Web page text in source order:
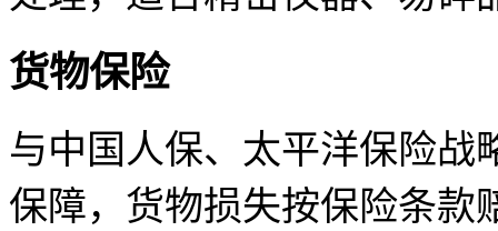
货物保险
与中国人保、太平洋保险战
保障，货物损失按保险条款